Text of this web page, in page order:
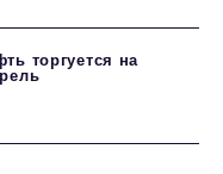
торгуется на